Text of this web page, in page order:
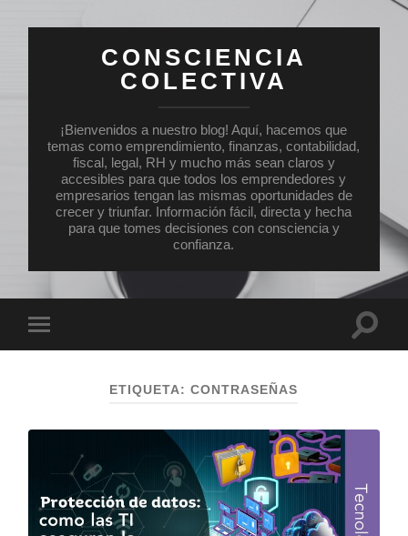
CONSCIENCIA
COLECTIVA
¡Bienvenidos a nuestro blog! Aquí, hacemos que
temas como emprendimiento, finanzas, contabilidad,
fiscal, legal, RH y mucho más sean claros y
accesibles para que todos los emprendedores y
empresarios tengan las mismas oportunidades de
crecer y triunfar. Información fácil, directa y hecha
para que tomes decisiones con consciencia y
confianza.
el
ETIQUETA:CONTRASEÑAS